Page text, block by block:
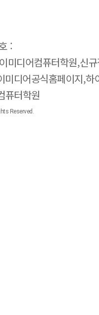
:
미디어컴퓨터학원,신
미디어공식홈페이지,
퓨터학원
Reserved.